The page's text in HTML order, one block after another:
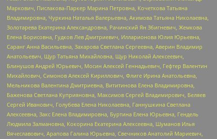
Маркович, Пислакова-Паркер Марина Петровна, Кочеткова Татьяна
Владимировна, Чуркина Наталья Валерьевна, Акимова Татьяна Николаевна,
Золотарева Екатерина Александровна, Рачинский Ян Збигневич, Жемкова
Елена Борисовна, Гудков Лев Дмитриевич, Илларионова Юлия Юрьевна,
Саранг Анна Васильевна, Захарова Светлана Сергеевна, Аверин Владимир
Анатольевич, Щур Татьяна Михайловна, Щур Николай Алексеевич,
Блинушов Андрей Юрьевич, Мосин Алексей Геннадьевич, Гефтер Валентин
Михайлович, Симонов Алексей Кириллович, Флиге Ирина Анатольевна,
Мельникова Валентина Дмитриевна, Вититинова Елена Владимировна,
Баженова Светлана Куприяновна, Максимов Сергей Владимирович, Беляев
Сергей Иванович, Голубева Елена Николаевна, Ганнушкина Светлана
Алексеевна, Закс Елена Владимировна, Буртина Елена Юрьевна, Гендель
Людмила Залмановна, Кокорина Екатерина Алексеевна, Шуманов Илья
Вячеславович, Арапова Галина Юрьевна, Свечников Анатолий Мариевич,